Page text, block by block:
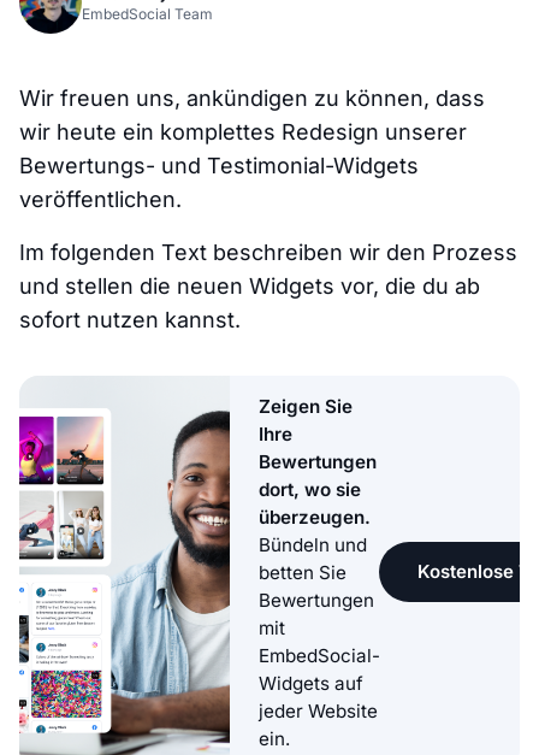
EmbedSocial Team
Wir freuen uns, ankündigen zu können, dass
wir heute ein komplettes Redesign unserer
Bewertungs- und Testimonial-Widgets
veröffentlichen.
Im folgenden Text beschreiben wir den Prozess
und stellen die neuen Widgets vor, die du ab
sofort nutzen kannst.
Zeigen Sie
Ihre
Bewertungen
dort, wo sie
überzeugen.
Bündeln und
betten Sie
Bewertungen
mit
EmbedSocial-
Widgets auf
jeder Website
ein.
Kostenlose